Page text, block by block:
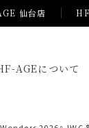
仙台店
AGEについて